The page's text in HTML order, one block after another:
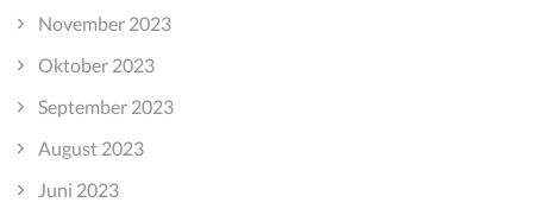
November 2023
Oktober 2023
September 2023
August 2023
Juni 2023